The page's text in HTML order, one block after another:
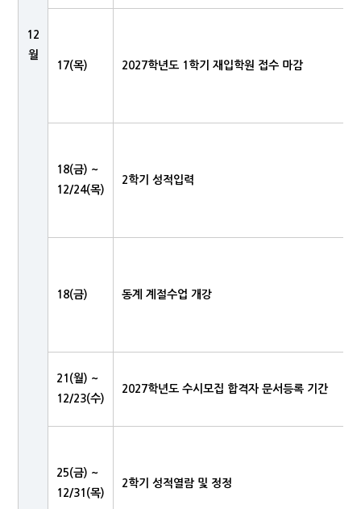
12
월
17(목) 2027학년도 1학기 재입학원 접수 마감
18(금) ~
12/24(목)
2학기 성적입력
18(금) 동계 계절수업 개강
21(월) ~
12/23(수)
2027학년도 수시모집 합격자 문서등록 기간
25(금) ~
12/31(목)
2학기 성적열람 및 정정